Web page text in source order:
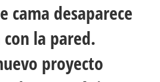
cama desaparece
la pared.
proyecto